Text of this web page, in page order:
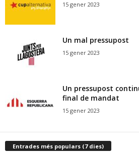
15 gener 2023
Un mal pressupost
15 gener 2023
Un pressupost
final de mandat
15 gener 2023
Entrades més populars (7 dies)